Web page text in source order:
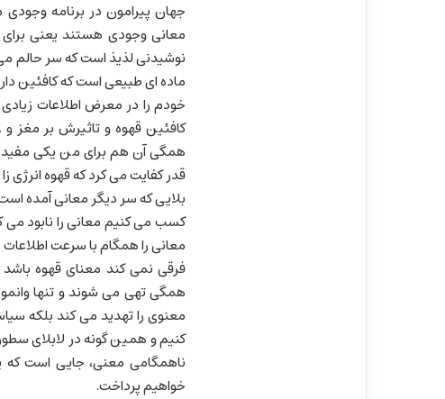
جهان پیرامون در برنامه
معانی وجودی هستند یعنی
نوشیدنی لذیذ است که سر حالم
ماده ای طبیعی است که کافئین
خودم را در معرض اطلاعات
کافئین قهوه و تاثیرش بر مغز
همگی آن هم برای من یکی مفید
قدر کفایت می کرد که قهوه انرژی
بلایی که سر دیگر معانی آمده
کسب می کنیم معانی را نابود
معانی را همگام با سرعت اطلاعات
فرقی نمی کند معنای قهوه باشد
همگی تهی می شوند و تنها
معنوی را تهدید می کند بلکه
کنیم و همین گونه در لابلای
ناهمگامی معنی، جایی است که
خواهیم پرداخت.